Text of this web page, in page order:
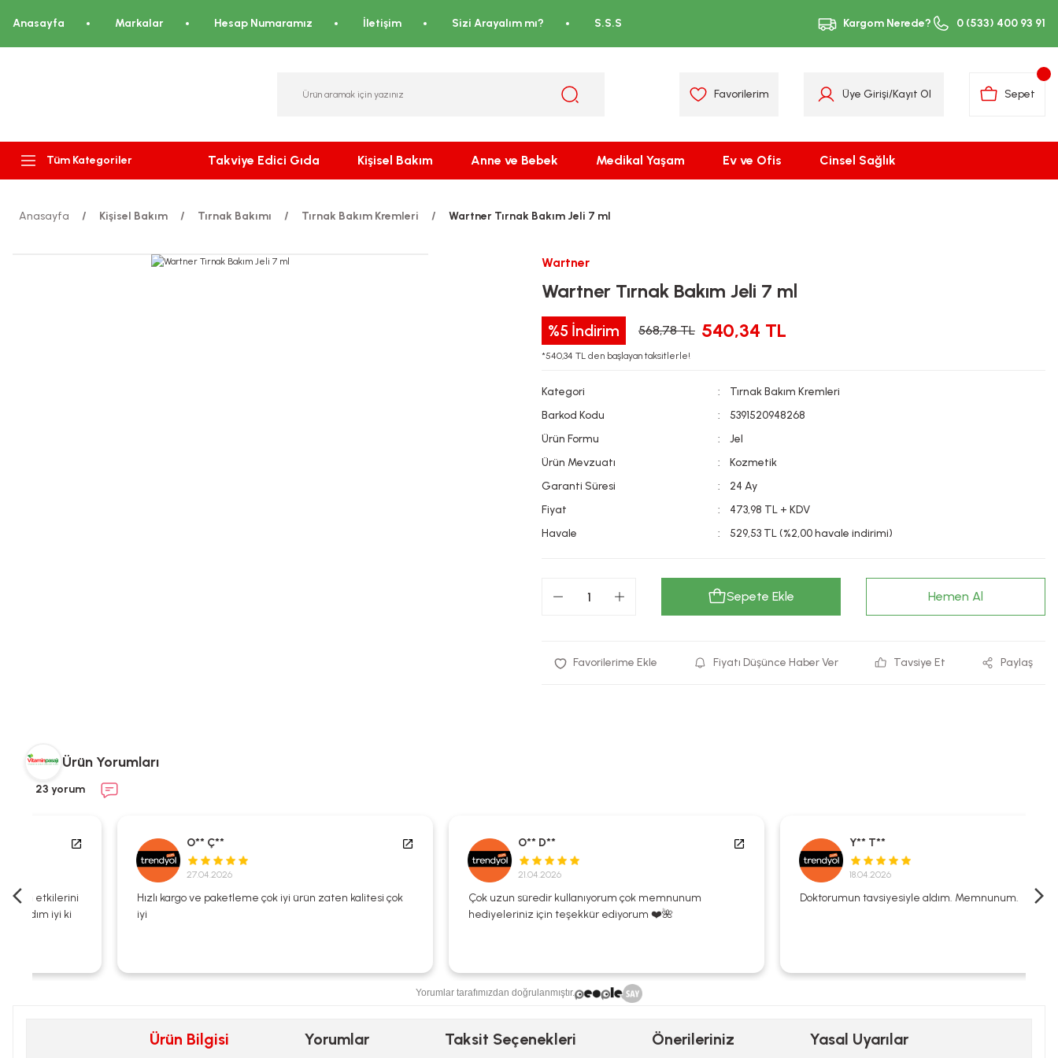
Anasayfa Markalar Hesap Numaramız İletişim Sizi Arayalım mı? S.S.S Kargom Nerede? 0 (533) 400 93 91
Favorilerim Üye Girişi/Kayıt Ol Sepet
Tüm Kategoriler Takviye Edici Gıda Kişisel Bakım Anne ve Bebek Medikal Yaşam Ev ve Ofis Cinsel Sağlık
Anasayfa Kişisel Bakım Tırnak Bakımı Tırnak Bakım Kremleri Wartner Tırnak Bakım Jeli 7 ml
Wartner
Wartner Tırnak Bakım Jeli 7 ml
%5 İndirim 568,78 TL 540,34 TL
*540,34 TL den başlayan taksitlerle!
Kategori
Tırnak Bakım Kremleri
Barkod Kodu
5391520948268
Ürün Formu
Jel
Ürün Mevzuatı
Kozmetik
Garanti Süresi
24 Ay
Fiyat
473,98 TL + KDV
Havale
529,53 TL (%2,00 havale indirimi)
Sepete Ekle Hemen Al
Fiyatı Düşünce Haber Ver Tavsiye Et Paylaş
Ürün Yorumları
23 yorum
O** Ç**
27.04.2026
Hızlı kargo ve paketleme çok iyi ürün zaten kalitesi çok
iyi
O** D**
21.04.2026
Çok uzun süredir kullanıyorum çok memnunum
hediyeleriniz için teşekkür ediyorum ❤️🌺
Y** T**
18.04.2026
Doktorumun tavsiyesiyle aldım. Memnunum.
Yorumlar tarafımızdan doğrulanmıştır.
Ürün Bilgisi Yorumlar Taksit Seçenekleri Önerileriniz Yasal Uyarılar